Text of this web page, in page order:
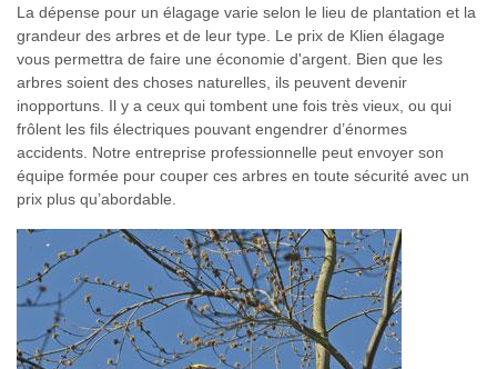
La dépense pour un élagage varie selon le lieu de plantation et la
grandeur des arbres et de leur type. Le prix de Klien élagage
vous permettra de faire une économie d'argent. Bien que les
arbres soient des choses naturelles, ils peuvent devenir
inopportuns. Il y a ceux qui tombent une fois très vieux, ou qui
frôlent les fils électriques pouvant engendrer d’énormes
accidents. Notre entreprise professionnelle peut envoyer son
équipe formée pour couper ces arbres en toute sécurité avec un
prix plus qu’abordable.